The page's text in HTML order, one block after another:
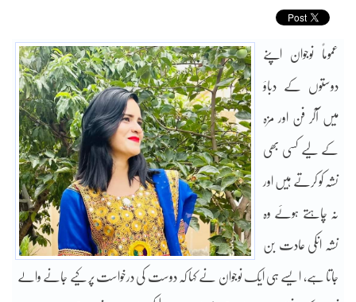
عموماً نوجوان اپنے
دوستوں کے دباؤ
میں آکر فن اور مزہ
کے لیے کسی بھی
نشہ کو کرتے ہیں اور
نہ چاہتے ہوئے وہ
نشہ انکی عادت بن
جاتا ہے، ایسے ہی ایک نوجوان نے کہا کہ دوست کی درخواست پر کیے جانے والے